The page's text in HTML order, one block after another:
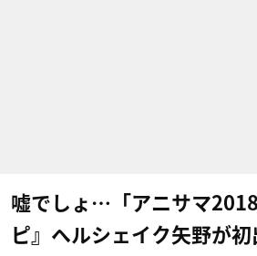
嘘でしょ…「アニサマ
ピ』ヘルシェイク矢野が